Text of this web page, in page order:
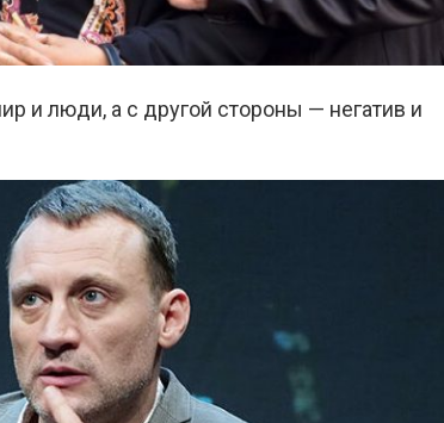
и люди, а с другой стороны — негатив и